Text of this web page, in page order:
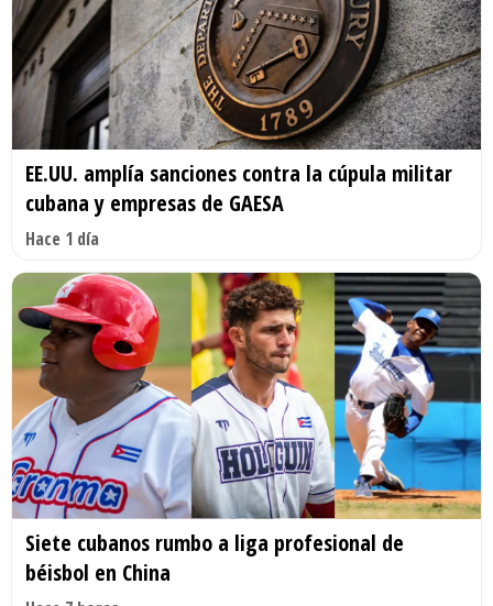
EE.UU. amplía sanciones contra la cúpula militar
cubana y empresas de GAESA
Hace 1 día
Siete cubanos rumbo a liga profesional de
béisbol en China